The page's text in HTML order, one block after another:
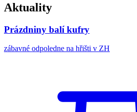
Aktuality
Prázdniny balí kufry
zábavné odpoledne na hřišti v ZH